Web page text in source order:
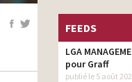
FEEDS
LGA
pour Graff
publié le 5 août